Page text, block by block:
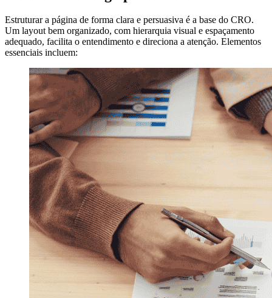
Estruturar a página de forma clara e persuasiva é a base do CRO.
Um layout bem organizado, com hierarquia visual e espaçamento
adequado, facilita o entendimento e direciona a atenção. Elementos
essenciais incluem: